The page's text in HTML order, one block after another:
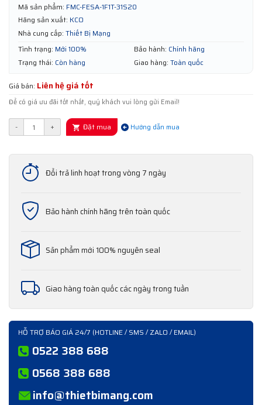
Mã sản phẩm: FMC-FESA-1F1T-31S20
Hãng sản xuất: KCO
Nhà cung cấp: Thiết Bị Mạng
Tình trạng: Mới 100% Bảo hành: Chính hãng
Trạng thái: Còn hàng Giao hàng: Toàn quốc
Giá bán: Liên hệ giá tốt
Để có giá ưu đãi tốt nhất, quý khách vui lòng gửi Email!
- + Đặt mua Hướng dẫn mua
Đổi trả linh hoạt trong vòng 7 ngày
Bảo hành chính hãng trên toàn quốc
Sản phẩm mới 100% nguyên seal
Giao hàng toàn quốc các ngày trong tuần
HỖ TRỢ BÁO GIÁ 24/7 (HOTLINE / SMS / ZALO / EMAIL)
0522 388 688
0568 388 688
info@thietbimang.com